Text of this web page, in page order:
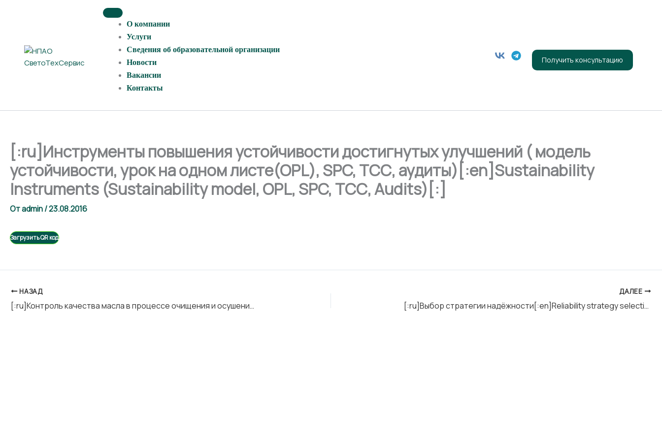
О компании
Услуги
Сведения об образовательной организации
Новости
Вакансии
Контакты
Получить консультацию
[:ru]Инструменты повышения устойчивости достигнутых улучшений ( модель
устойчивости, урок на одном листе(OPL), SPC, ТСС, аудиты)[:en]Sustainability
Instruments (Sustainability model, OPL, SPC, ТСС, Audits)[:]
Отadmin/23.08.2016
Загрузить QR код
НАЗАД
[:ru]Контроль качества масла в процессе очищения и осушения. [:en]Control of oil quality in the process of cleaning and drying. [:]
ДАЛЕЕ
[:ru]Выбор стратегии надёжности[:en]Reliability strategy selection[:]